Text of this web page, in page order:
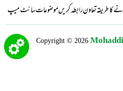
کا طریقہتعاونرابطہ کریںموضوعاتسائٹ میپ
Copyright © 2026